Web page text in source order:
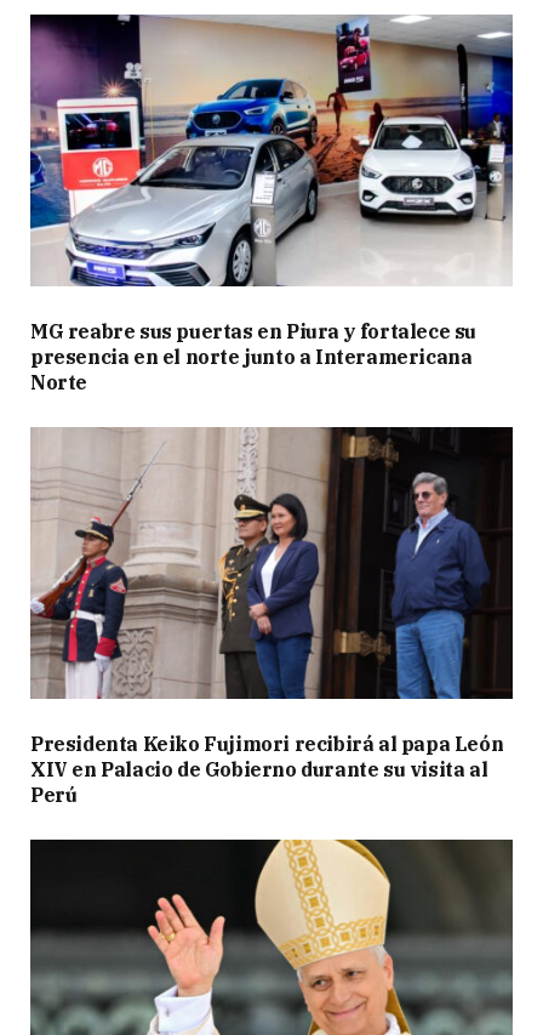
MG reabre sus puertas en Piura y fortalece su
presencia en el norte junto a Interamericana
Norte
Presidenta Keiko Fujimori recibirá al papa León
XIV en Palacio de Gobierno durante su visita al
Perú